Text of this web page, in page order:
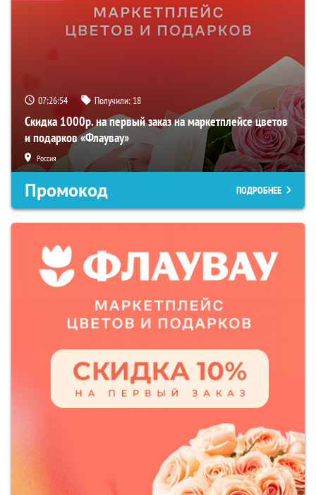
07:26:53 Получили: 18
Скидка 1000р. на первый заказ на маркетплейсе цветов
и подарков «Флаувау»
Россия
Промокод ПОДРОБНЕЕ